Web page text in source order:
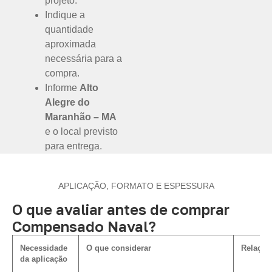
Indique a
quantidade
aproximada
necessária para a
compra.
Informe Alto
Alegre do
Maranhão – MA
e o local previsto
para entrega.
APLICAÇÃO, FORMATO E ESPESSURA
O que avaliar antes de comprar
Compensado Naval?
Necessidade
da aplicação
O que considerar